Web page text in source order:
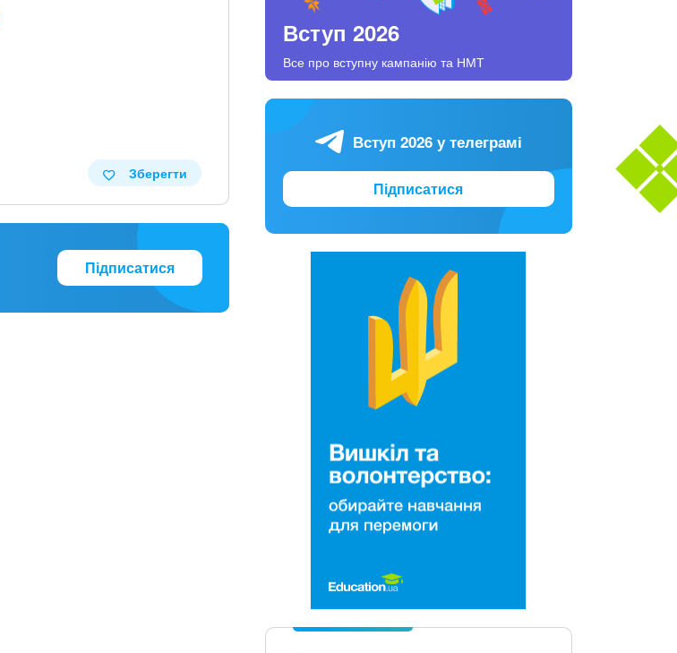
Зберегти
Підписатися
Вступ 2026
Все про вступну кампанію та НМТ
Вступ 2026 у телеграмі
Підписатися